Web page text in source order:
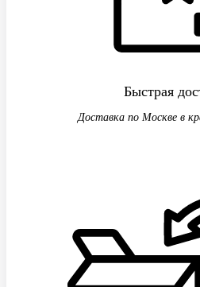
Быстрая
Доставка по Москве в